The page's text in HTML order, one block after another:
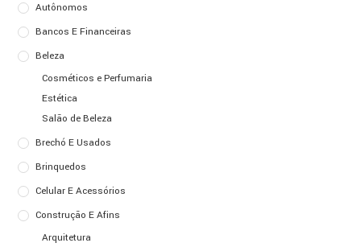
Autônomos
Bancos E Financeiras
Beleza
Cosméticos e Perfumaria
Estética
Salão de Beleza
Brechó E Usados
Brinquedos
Celular E Acessórios
Construção E Afins
Arquitetura